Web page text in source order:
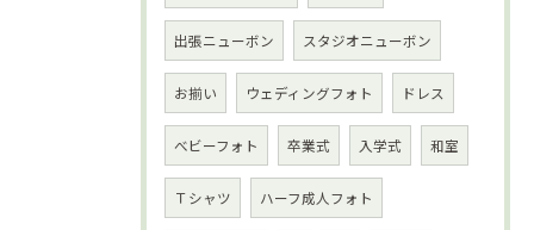
出張ニューボン スタジオニューボン
お揃い ウェディングフォト ドレス
べビーフォト 卒業式 入学式 和室
Ｔシャツ ハーフ成人フォト